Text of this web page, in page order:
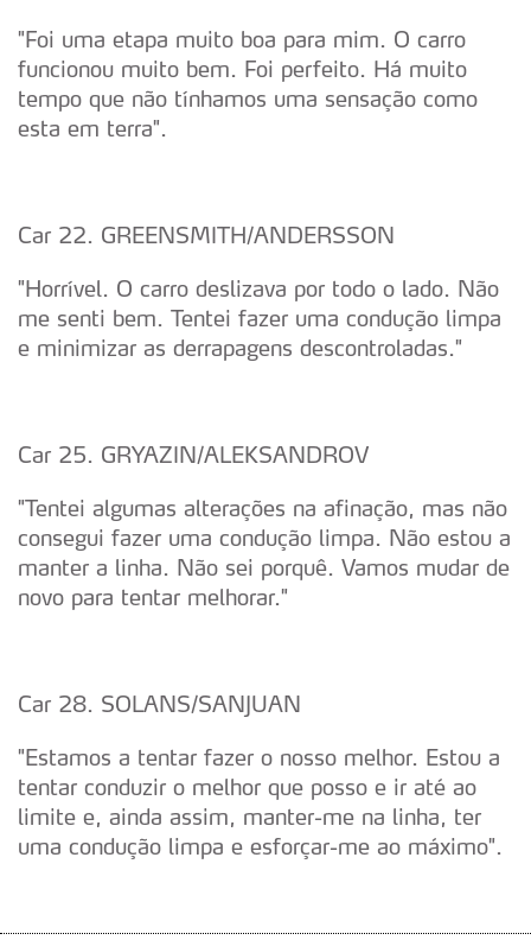
"Foi uma etapa muito boa para mim. O carro
funcionou muito bem. Foi perfeito. Há muito
tempo que não tínhamos uma sensação como
esta em terra".
Car 22. GREENSMITH/ANDERSSON
"Horrível. O carro deslizava por todo o lado. Não
me senti bem. Tentei fazer uma condução limpa
e minimizar as derrapagens descontroladas."
Car 25. GRYAZIN/ALEKSANDROV
"Tentei algumas alterações na afinação, mas não
consegui fazer uma condução limpa. Não estou a
manter a linha. Não sei porquê. Vamos mudar de
novo para tentar melhorar."
Car 28. SOLANS/SANJUAN
"Estamos a tentar fazer o nosso melhor. Estou a
tentar conduzir o melhor que posso e ir até ao
limite e, ainda assim, manter-me na linha, ter
uma condução limpa e esforçar-me ao máximo".